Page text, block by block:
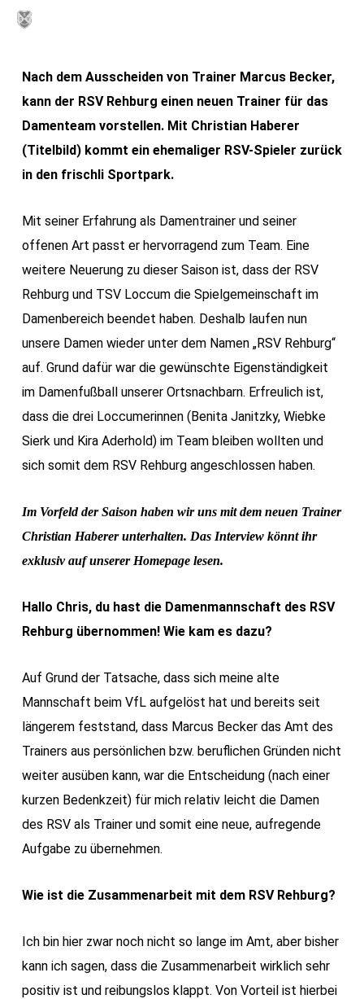
Skip
contentNach dem Ausscheiden von Trainer Marcus Becker,
kann der RSV Rehburg einen neuen Trainer für das
Damenteam vorstellen. Mit Christian Haberer
(Titelbild) kommt ein ehemaliger RSV-Spieler zurück
in den frischli Sportpark.
Mit seiner Erfahrung als Damentrainer und seiner
offenen Art passt er hervorragend zum Team. Eine
weitere Neuerung zu dieser Saison ist, dass der RSV
Rehburg und TSV Loccum die Spielgemeinschaft im
Damenbereich beendet haben. Deshalb laufen nun
unsere Damen wieder unter dem Namen „RSV Rehburg“
auf. Grund dafür war die gewünschte Eigenständigkeit
im Damenfußball unserer Ortsnachbarn. Erfreulich ist,
dass die drei Loccumerinnen (Benita Janitzky, Wiebke
Sierk und Kira Aderhold) im Team bleiben wollten und
sich somit dem RSV Rehburg angeschlossen haben.
Im Vorfeld der Saison haben wir uns mit dem neuen Trainer
Christian Haberer unterhalten. Das Interview könnt ihr
exklusiv auf unserer Homepage lesen.
Hallo Chris, du hast die Damenmannschaft des RSV
Rehburg übernommen! Wie kam es dazu?
Auf Grund der Tatsache, dass sich meine alte
Mannschaft beim VfL aufgelöst hat und bereits seit
längerem feststand, dass Marcus Becker das Amt des
Trainers aus persönlichen bzw. beruflichen Gründen nicht
weiter ausüben kann, war die Entscheidung (nach einer
kurzen Bedenkzeit) für mich relativ leicht die Damen
des RSV als Trainer und somit eine neue, aufregende
Aufgabe zu übernehmen.
Wie ist die Zusammenarbeit mit dem RSV Rehburg?
Ich bin hier zwar noch nicht so lange im Amt, aber bisher
kann ich sagen, dass die Zusammenarbeit wirklich sehr
positiv ist und reibungslos klappt. Von Vorteil ist hierbei